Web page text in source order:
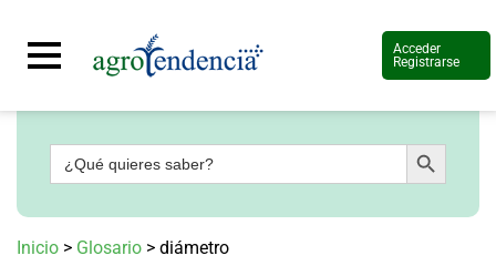
Acceder
Registrarse
Señal
en
más
Buscar: Botón de búsqueda
Inicio > Glosario > diámetro